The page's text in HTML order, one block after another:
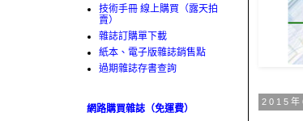
2015年
技術手冊 線上購買（露天拍
賣）
雜誌訂購單下載
紙本、電子版雜誌銷售點
過期雜誌存書查詢
網路購買雜誌（免運費）